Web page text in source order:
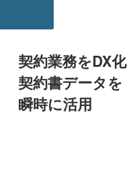
契約業務をDX化
契約書データを
瞬時に活用